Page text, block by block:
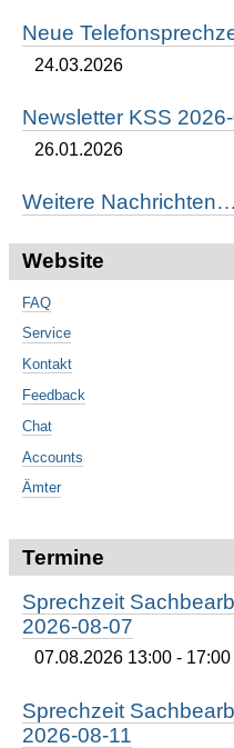
Neue
24.03.2026
Newsletter KSS
26.01.2026
Weitere Nachrichten…
Website
FAQ
Service
Kontakt
Feedback
Chat
Accounts
Ämter
Termine
Sprechzeit
2026-08-07
07.08.2026 13:00 - 17:00
Sprechzeit
2026-08-11